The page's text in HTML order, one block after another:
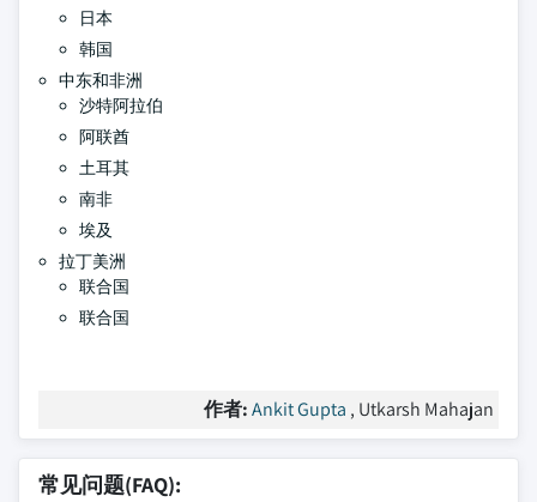
日本
韩国
中东和非洲
沙特阿拉伯
阿联酋
土耳其
南非
埃及
拉丁美洲
联合国
联合国
作者:Ankit Gupta , Utkarsh Mahajan
常见问题(FAQ):